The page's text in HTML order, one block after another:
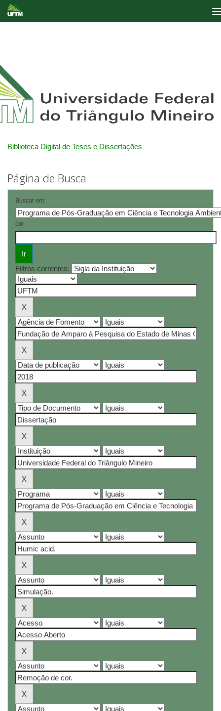
Biblioteca Digital de Teses e Dissertações
Página de Busca
Buscar em:
por
Filtros correntes: